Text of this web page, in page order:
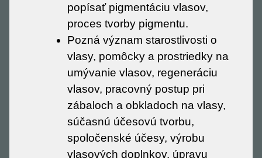
popísať pigmentáciu vlasov,
proces tvorby pigmentu.
Pozná význam starostlivosti o
vlasy, pomôcky a prostriedky na
umývanie vlasov, regeneráciu
vlasov, pracovný postup pri
zábaloch a obkladoch na vlasy,
súčasnú účesovú tvorbu,
spoločenské účesy, výrobu
vlasových doplnkov, úpravu